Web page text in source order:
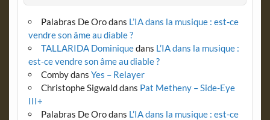
Palabras De Orodans L’IA dans la musique : est-ce
vendre son âme au diable ?
TALLARIDA Dominiquedans L’IA dans la musique :
est-ce vendre son âme au diable ?
Combydans Yes – Relayer
Christophe Sigwalddans Pat Metheny – Side-Eye
III+
Palabras De Orodans L’IA dans la musique : est-ce